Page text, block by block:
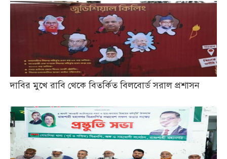
দাবির মুখে রাবি থেকে বিতর্কিত বিলবোর্ড সরাল প্রশাসন